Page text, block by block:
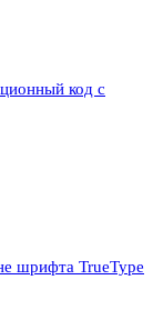
код с
шрифта TrueType